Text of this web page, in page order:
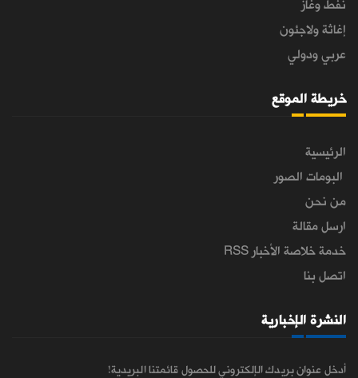
نفط وغاز
إغاثة ولاجئون
عربي ودولي
خريطة الموقع
الرئيسية
البومات الصور
من نحن
ارسل مقالة
خدمة خلاصة الأخبار RSS
اتصل بنا
النشرة الإخبارية
أدخل عنوان بريدك الإلكتروني للحصول قائمتنا البريدية!